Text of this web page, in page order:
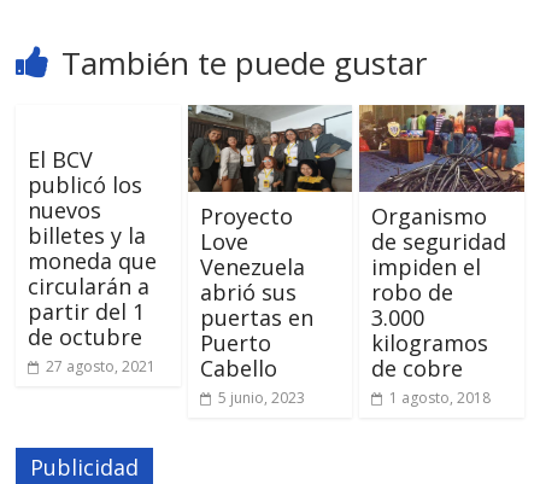
También te puede gustar
El BCV
publicó los
nuevos
billetes y la
moneda que
circularán a
partir del 1
de octubre
27 agosto, 2021
Proyecto
Love
Venezuela
abrió sus
puertas en
Puerto
Cabello
5 junio, 2023
Organismo
de seguridad
impiden el
robo de
3.000
kilogramos
de cobre
1 agosto, 2018
Publicidad